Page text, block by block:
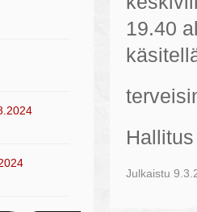
19.40
Hallitus
Julkaistu